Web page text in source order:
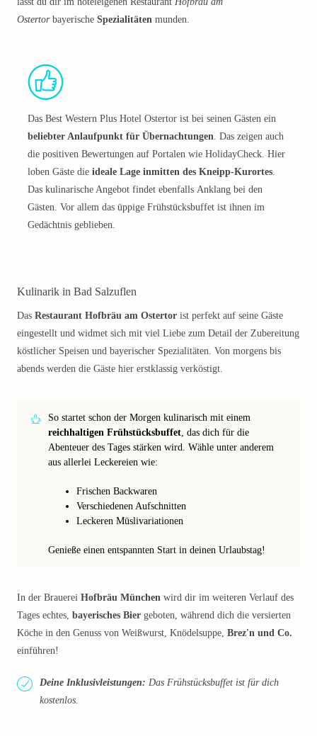
Ostertorbayerische Spezialitäten munden.
Das Best Western Plus Hotel Ostertor ist bei seinen Gästen ein
beliebter Anlaufpunkt für Übernachtungen. Das zeigen auch
die positiven Bewertungen auf Portalen wie HolidayCheck. Hier
loben Gäste die ideale Lage inmitten des Kneipp-Kurortes.
Das kulinarische Angebot findet ebenfalls Anklang bei den
Gästen. Vor allem das üppige Frühstücksbuffet ist ihnen im
Gedächtnis geblieben.
Kulinarik in Bad Salzuflen
Das Restaurant Hofbräu am Ostertor ist perfekt auf seine Gäste
eingestellt und widmet sich mit viel Liebe zum Detail der Zubereitung
köstlicher Speisen und bayerischer Spezialitäten. Von morgens bis
abends werden die Gäste hier erstklassig verköstigt.
So startet schon der Morgen kulinarisch mit einem
reichhaltigen Frühstücksbuffet, das dich für die
Abenteuer des Tages stärken wird. Wähle unter anderem
aus allerlei Leckereien wie:
Frischen Backwaren
Verschiedenen Aufschnitten
Leckeren Müslivariationen
Genieße einen entspannten Start in deinen Urlaubstag!
In der Brauerei Hofbräu München wird dir im weiteren Verlauf des
Tages echtes, bayerisches Bier geboten, während dich die versierten
Köche in den Genuss von Weißwurst, Knödelsuppe, Brez'n und Co.
einführen!
Deine Inklusivleistungen: Das Frühstücksbuffet ist für dich
kostenlos.